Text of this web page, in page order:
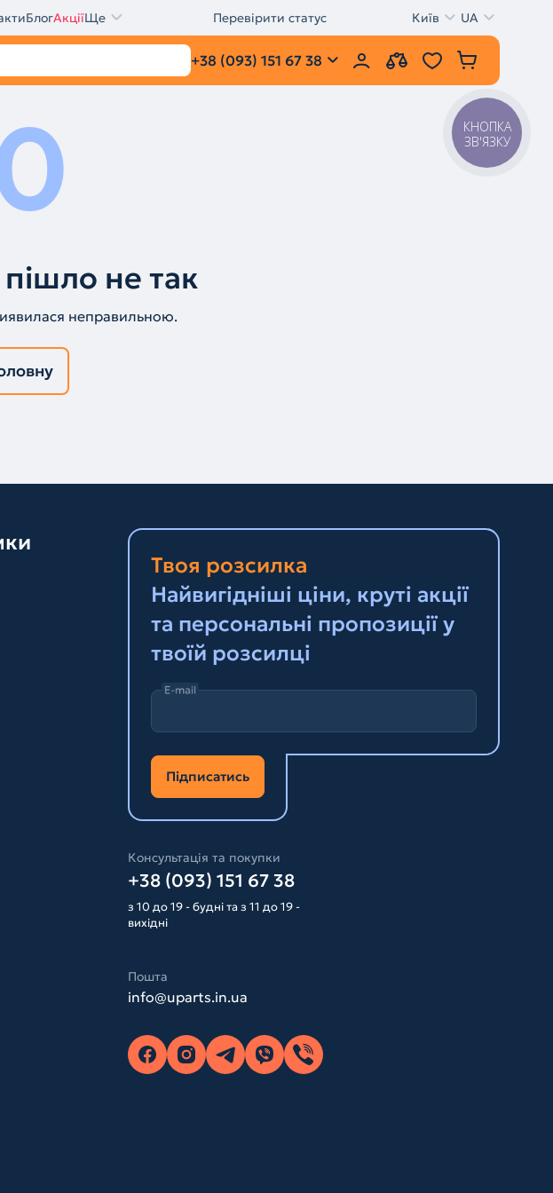
БлогАкціїЩе Перевірити статус Київ UA
+38 (093) 151 67 38
не так
неправильною.
Твоя розсилка
Найвигідніші ціни, круті акції
та персональні пропозиції у
твоїй розсилці
E-mail
Підписатись
Консультація та покупки
+38 (093) 151 67 38
з 10 до 19 - будні та з 11 до 19 -
вихідні
Пошта
info@uparts.in.ua
КНОПКА
ЗВ'ЯЗКУ